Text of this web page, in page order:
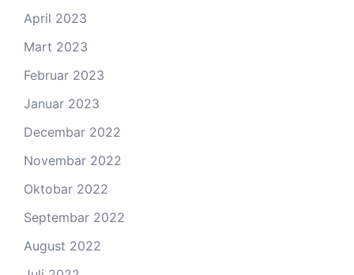
April 2023
Mart 2023
Februar 2023
Januar 2023
Decembar 2022
Novembar 2022
Oktobar 2022
Septembar 2022
August 2022